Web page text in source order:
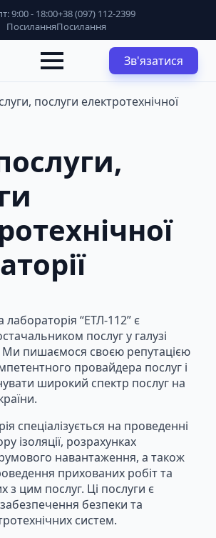
9:00 - 18:00+38 (097) 112-2399
ПосиланняПосилання
Зв'язатися
послуги електротехнічної
лабораторія “ЕТЛ-112” є
послуг у галузі
Ми пишаємося своєю репутацією
провайдера послуг і
широкий спектр послуг на
спеціалізується на проведенні
ізоляції, розрахунках
навантаження, а також
прихованих робіт та
з цим послуг. Ці послуги є
безпеки та
систем.